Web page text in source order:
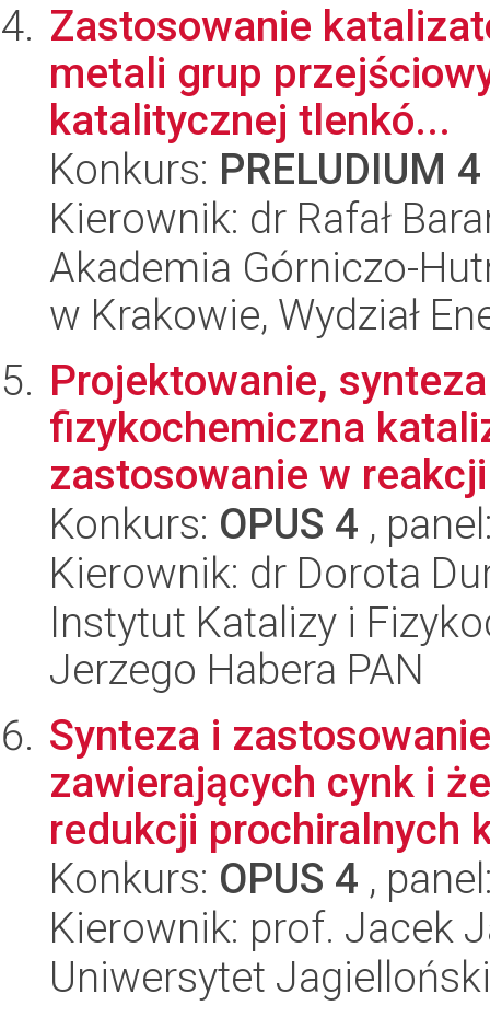
Zastosowanie
metali grup
katalitycznej tlenkó...
Konkurs: PRELUDIUM 4
Kierownik: dr Rafał
Akademia Górniczo-
w Krakowie, Wydział
Projektowanie,
fizykochemiczna
zastosowanie w
Konkurs: OPUS 4 ,
Kierownik: dr Dorota
Instytut Katalizy i
Jerzego Habera PAN
Synteza i
zawierających cynk i
redukcji prochiralnych
Konkurs: OPUS 4 ,
Kierownik: prof. Jacek
Uniwersytet